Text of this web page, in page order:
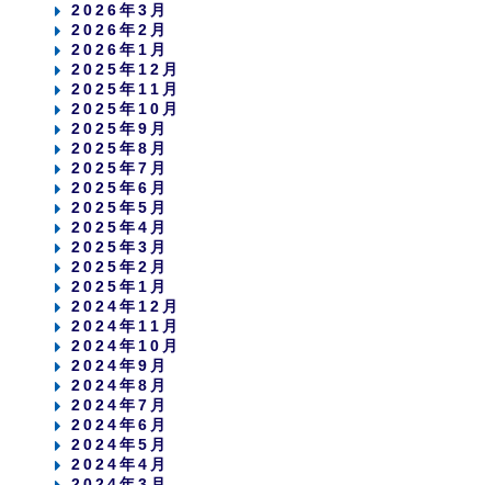
2026年3月
2026年2月
2026年1月
2025年12月
2025年11月
2025年10月
2025年9月
2025年8月
2025年7月
2025年6月
2025年5月
2025年4月
2025年3月
2025年2月
2025年1月
2024年12月
2024年11月
2024年10月
2024年9月
2024年8月
2024年7月
2024年6月
2024年5月
2024年4月